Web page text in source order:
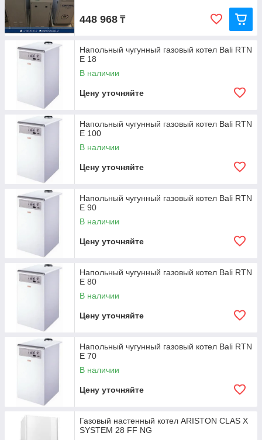
448 968 ₸
Напольный чугунный газовый котел Bali RTN
E 18
В наличии
Цену уточняйте
Напольный чугунный газовый котел Bali RTN
E 100
В наличии
Цену уточняйте
Напольный чугунный газовый котел Bali RTN
E 90
В наличии
Цену уточняйте
Напольный чугунный газовый котел Bali RTN
E 80
В наличии
Цену уточняйте
Напольный чугунный газовый котел Bali RTN
E 70
В наличии
Цену уточняйте
Газовый настенный котел ARISTON CLAS X
SYSTEM 28 FF NG